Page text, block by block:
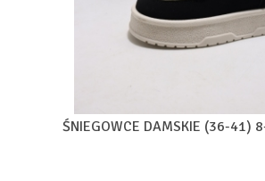
ŚNIEGOWCE DAMSKIE (36-41)